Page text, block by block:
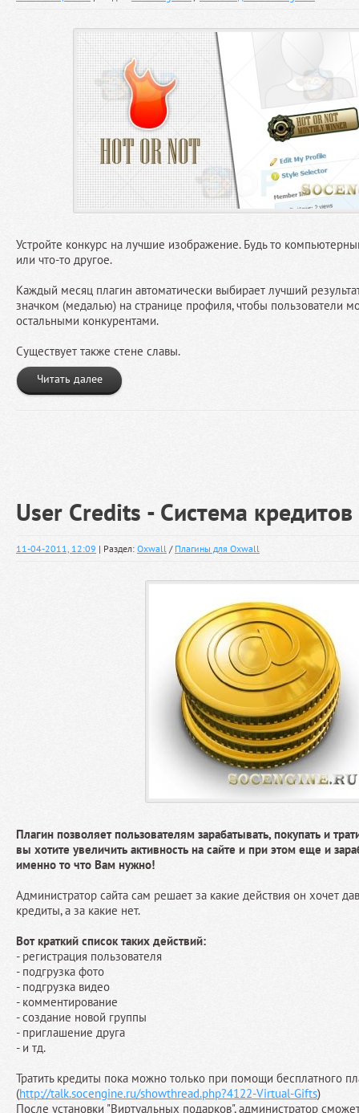
Устройте конкурс на лучшие изображение. Будь то
или что-то другое.
Каждый месяц плагин автоматически выбирает лучший
значком (медалью) на странице профиля, чтобы пользователи
остальными конкурентами.
Существует также стене славы.
Читать далее
User Credits - Система кредитов
11-04-2011, 12:09 | Раздел: Oxwall / Плагины для Oxwall
Плагин позволяет пользователям зарабатывать, покупать и
вы хотите увеличить активность на сайте и при этом еще и
именно то что Вам нужно!
Администратор сайта сам решает за какие действия он хочет
кредиты, а за какие нет.
Вот краткий список таких действий:
- регистрация пользователя
- подгрузка фото
- подгрузка видео
- комментирование
- создание новой группы
- приглашение друга
- и тд.
Тратить кредиты пока можно только при помощи бесплатного
(http://talk.socengine.ru/showthread.php?4122-Virtual-Gifts)
После установки "Виртуальных подарков", администратор